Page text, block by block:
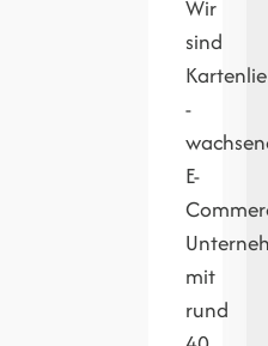
Wir
sind
-
E-
mit
rund